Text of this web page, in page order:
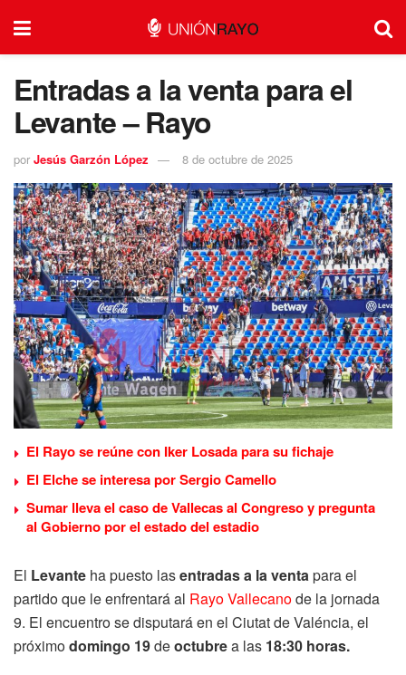
Entradas a la venta para el
Levante – Rayo
por Jesús Garzón López 8 de octubre de 2025
El Rayo se reúne con Iker Losada para su fichaje
El Elche se interesa por Sergio Camello
Sumar lleva el caso de Vallecas al Congreso y pregunta
al Gobierno por el estado del estadio
El Levante ha puesto lasentradas a la ventapara el
partido que le enfrentará al Rayo Vallecanode la jornada
9. El encuentro se disputará en el Ciutat de Valéncia, el
próximodomingo 19deoctubrea las 18:30 horas.